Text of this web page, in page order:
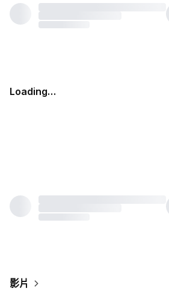
Loading…
影片